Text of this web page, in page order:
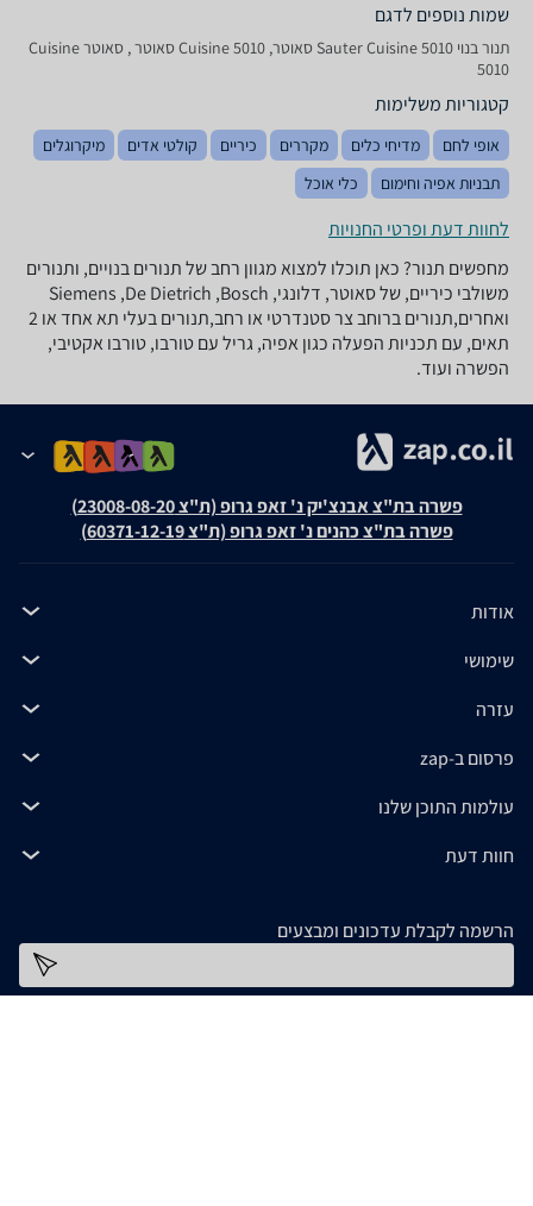
שמות נוספים לדגם
‏תנור בנוי Sauter Cuisine 5010 סאוטר, Cuisine 5010 סאוטר , סאוטר Cuisine
5010
קטגוריות משלימות
אופי לחם מדיחי כלים מקררים כיריים קולטי אדים
מיקרוגלים
תבניות אפיה וחימום
כלי אוכל
לחוות דעת ופרטי החנויות
מחפשים תנור? כאן תוכלו למצוא מגוון רחב של תנורים בנויים, ותנורים
משולבי כיריים, של סאוטר, דלונגי, Siemens ,De Dietrich ,Bosch
ואחרים,תנורים ברוחב צר סטנדרטי או רחב,תנורים בעלי תא אחד או 2
תאים, עם תכניות הפעלה כגון אפיה, גריל עם טורבו, טורבו אקטיבי,
הפשרה ועוד.
פשרה בת"צ אבנצ'יק נ' זאפ גרופ (ת"צ 23008-08-20)
פשרה בת"צ כהנים נ' זאפ גרופ (ת"צ 60371-12-19)
אודות
שימושי
עזרה
פרסום ב-zap
עולמות התוכן שלנו
חוות דעת
הרשמה לקבלת עדכונים ומבצעים